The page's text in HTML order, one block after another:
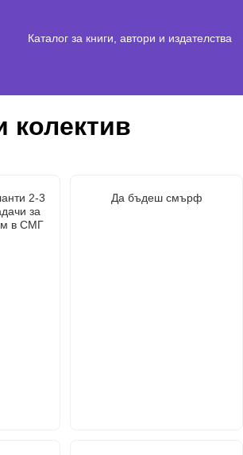
Каталог за книги, автори и издателства
колектив
2-3
за
в СМГ
Да бъдеш смърф